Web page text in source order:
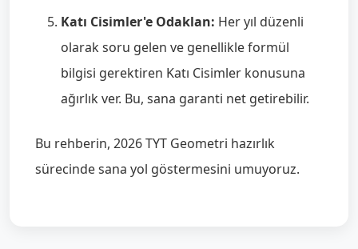
Katı Cisimler'e Odaklan: Her yıl düzenli
olarak soru gelen ve genellikle formül
bilgisi gerektiren Katı Cisimler konusuna
ağırlık ver. Bu, sana garanti net getirebilir.
Bu rehberin, 2026 TYT Geometri hazırlık
sürecinde sana yol göstermesini umuyoruz.